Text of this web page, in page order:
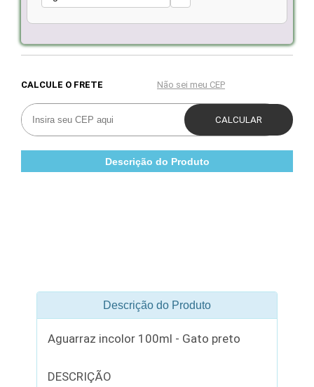
Descrição do Produto
Descrição do Produto
Aguarraz incolor 100ml - Gato preto
DESCRIÇÃO